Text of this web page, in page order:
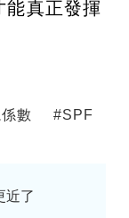
能真正發揮
數 #SPF
近了